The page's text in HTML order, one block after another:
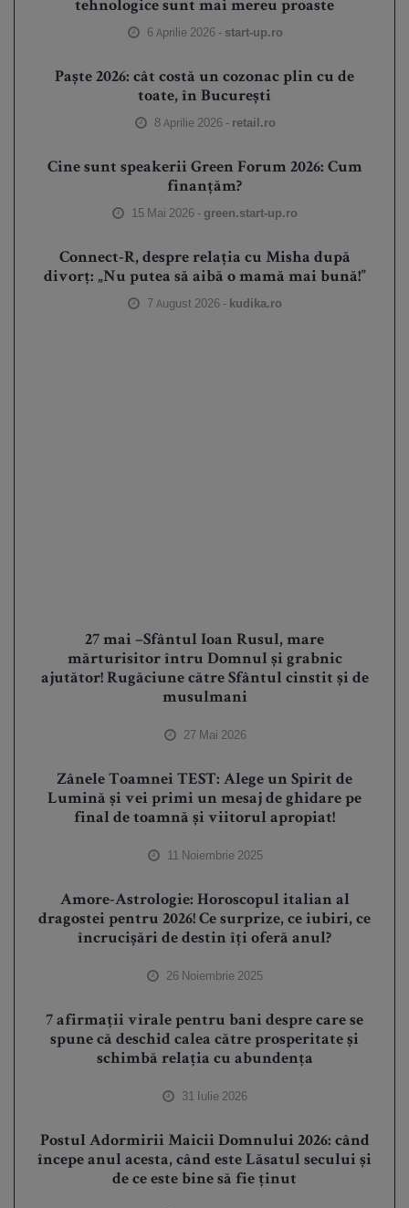
tehnologice sunt mai mereu proaste
6 Aprilie 2026 - start-up.ro
Paște 2026: cât costă un cozonac plin cu de
toate, în București
8 Aprilie 2026 - retail.ro
Cine sunt speakerii Green Forum 2026: Cum
finanțăm?
15 Mai 2026 - green.start-up.ro
Connect-R, despre relația cu Misha după
divorț: „Nu putea să aibă o mamă mai bună!”
7 August 2026 - kudika.ro
27 mai –Sfântul Ioan Rusul, mare
mărturisitor întru Domnul și grabnic
ajutător! Rugăciune către Sfântul cinstit și de
musulmani
27 Mai 2026
Zânele Toamnei TEST: Alege un Spirit de
Lumină și vei primi un mesaj de ghidare pe
final de toamnă și viitorul apropiat!
11 Noiembrie 2025
Amore-Astrologie: Horoscopul italian al
dragostei pentru 2026! Ce surprize, ce iubiri, ce
încrucișări de destin îți oferă anul?
26 Noiembrie 2025
7 afirmații virale pentru bani despre care se
spune că deschid calea către prosperitate și
schimbă relația cu abundența
31 Iulie 2026
Postul Adormirii Maicii Domnului 2026: când
începe anul acesta, când este Lăsatul secului și
de ce este bine să fie ținut